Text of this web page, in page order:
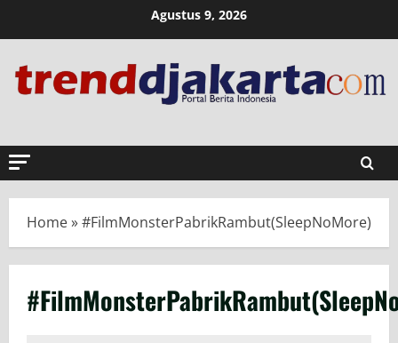
Agustus 9, 2026
Home»#FilmMonsterPabrikRambut(SleepNoMore)